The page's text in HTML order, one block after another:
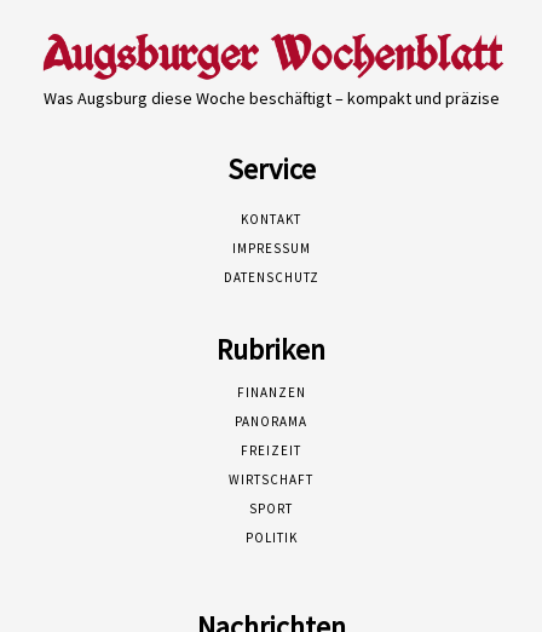
Was Augsburg diese Woche beschäftigt – kompakt und präzise
Service
KONTAKT
IMPRESSUM
DATENSCHUTZ
Rubriken
FINANZEN
PANORAMA
FREIZEIT
WIRTSCHAFT
SPORT
POLITIK